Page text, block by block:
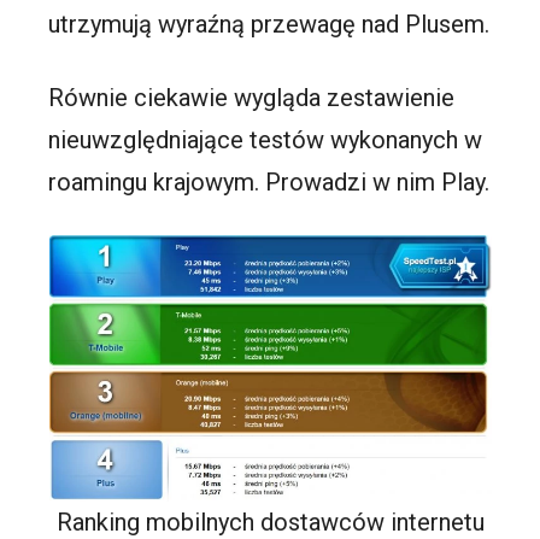
utrzymują wyraźną przewagę nad Plusem.
Równie ciekawie wygląda zestawienie
nieuwzględniające testów wykonanych w
roamingu krajowym. Prowadzi w nim Play.
Ranking mobilnych dostawców internetu